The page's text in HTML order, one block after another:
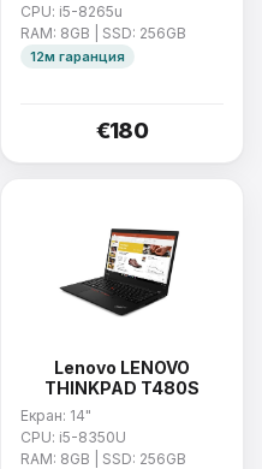
CPU: i5-8265u
RAM: 8GB | SSD: 256GB
12м гаранция
€180
Lenovo LENOVO
THINKPAD T480S
Екран: 14"
CPU: i5-8350U
RAM: 8GB | SSD: 256GB